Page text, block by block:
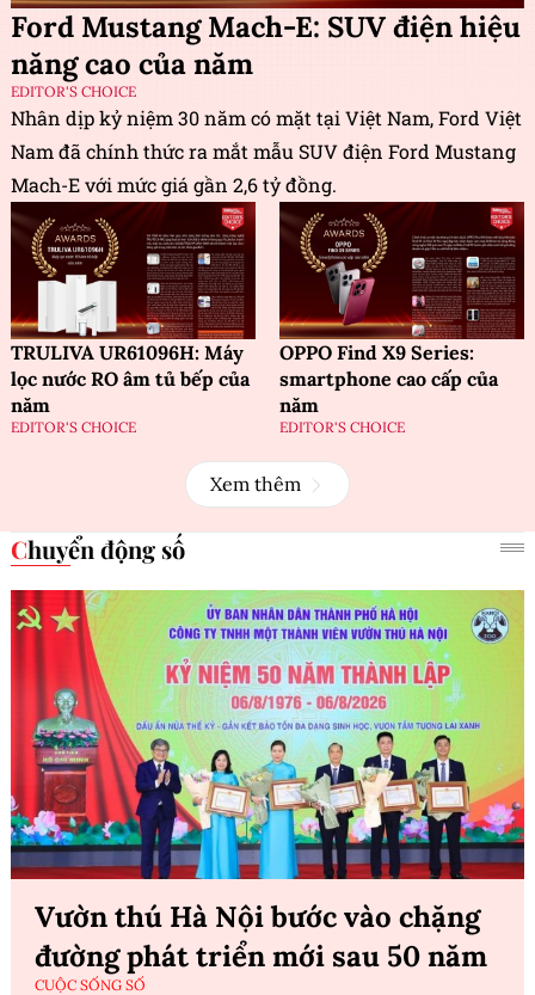
Ford Mustang Mach-E: SUV điện hiệu
năng cao của năm
EDITOR'S CHOICE
Nhân dịp kỷ niệm 30 năm có mặt tại Việt Nam, Ford Việt
Nam đã chính thức ra mắt mẫu SUV điện Ford Mustang
Mach-E với mức giá gần 2,6 tỷ đồng.
TRULIVA UR61096H: Máy
lọc nước RO âm tủ bếp của
năm
EDITOR'S CHOICE
OPPO Find X9 Series:
smartphone cao cấp của
năm
EDITOR'S CHOICE
Xem thêm
Chuyển động số
Vườn thú Hà Nội bước vào chặng
đường phát triển mới sau 50 năm
CUỘC SỐNG SỐ